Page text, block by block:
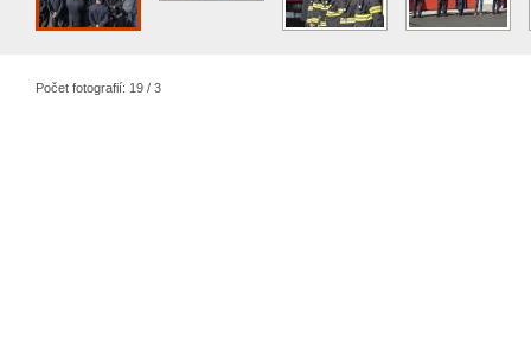
Počet fotografií: 19 / 3